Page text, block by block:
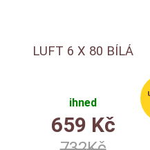
LUFT 6 X 80 BÍLÁ
ihned
659 Kč